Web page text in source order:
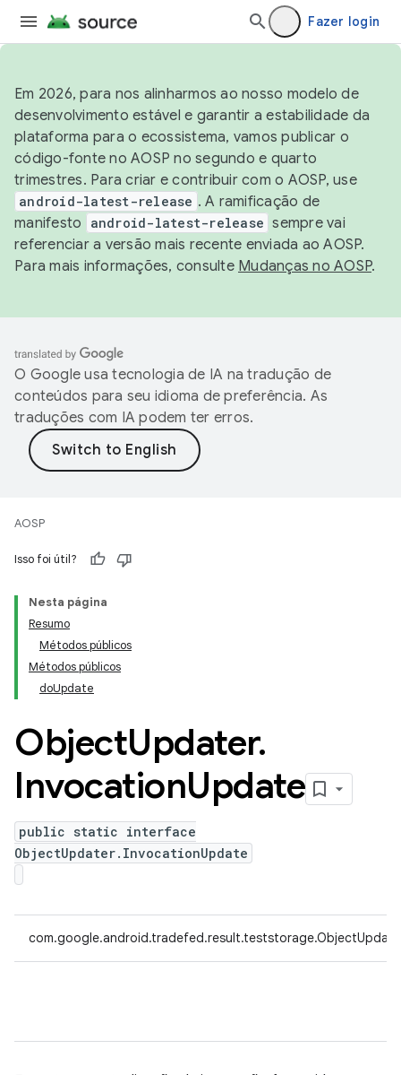
Fazer login
Em 2026, para nos alinharmos ao nosso modelo de
desenvolvimento estável e garantir a estabilidade da
plataforma para o ecossistema, vamos publicar o
código-fonte no AOSP no segundo e quarto
trimestres. Para criar e contribuir com o AOSP, use
android-latest-release . A ramificação de
manifesto
android-latest-release sempre vai
referenciar a versão mais recente enviada ao AOSP.
Para mais informações, consulte Mudanças no AOSP.
O Google usa tecnologia de IA na tradução de
conteúdos para seu idioma de preferência. As
traduções com IA podem ter erros.
AOSP
Isso foi útil?
Nesta página
Resumo
Métodos públicos
Métodos públicos
doUpdate
ObjectUpdater.
InvocationUpdate
public static interface
ObjectUpdater.InvocationUpdate